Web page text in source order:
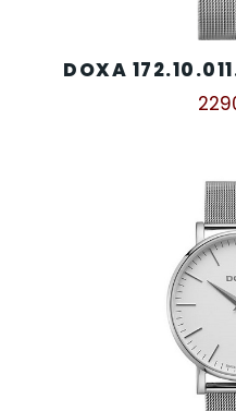
DOXA